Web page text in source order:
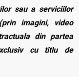
sau a serviciilor
imagini, video
din partea
cu titlu de